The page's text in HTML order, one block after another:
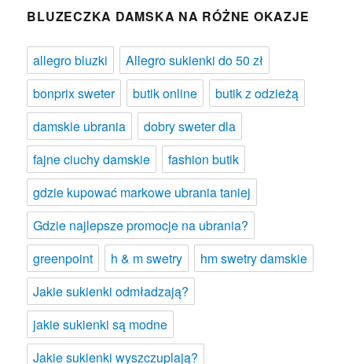
BLUZECZKA DAMSKA NA RÓŻNE OKAZJE
allegro bluzki
Allegro sukienki do 50 zł
bonprix sweter
butik online
butik z odzieżą
damskie ubrania
dobry sweter dla
fajne ciuchy damskie
fashion butik
gdzie kupować markowe ubrania taniej
Gdzie najlepsze promocje na ubrania?
greenpoint
h & m swetry
hm swetry damskie
Jakie sukienki odmładzają?
jakie sukienki są modne
Jakie sukienki wyszczuplają?